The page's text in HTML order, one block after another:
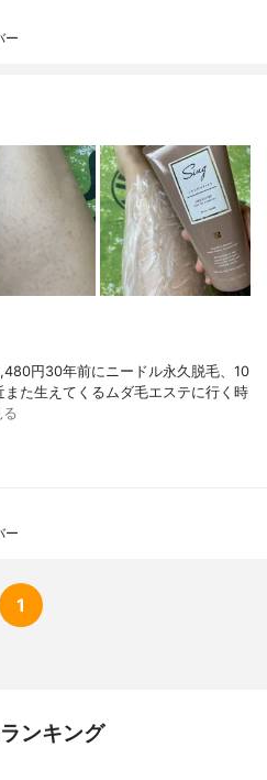
ー
円30年前にニードル永久脱毛、10
た生えてくるムダ毛エステに行く時
ー
1
ンキング